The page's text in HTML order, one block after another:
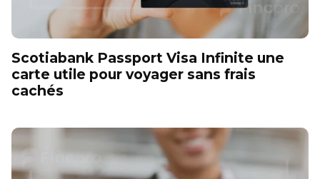
Scotiabank Passport Visa Infinite une
carte utile pour voyager sans frais
cachés